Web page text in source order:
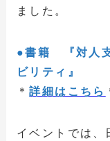
ました。
●書籍 『対人
ビリティ』
＊詳細はこちら
イベントでは、